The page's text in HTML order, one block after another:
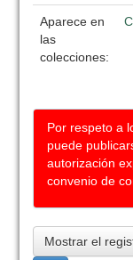
Aparece en
las
colecciones:
Por respeto a
puede
autorización
convenio de
Mostrar el